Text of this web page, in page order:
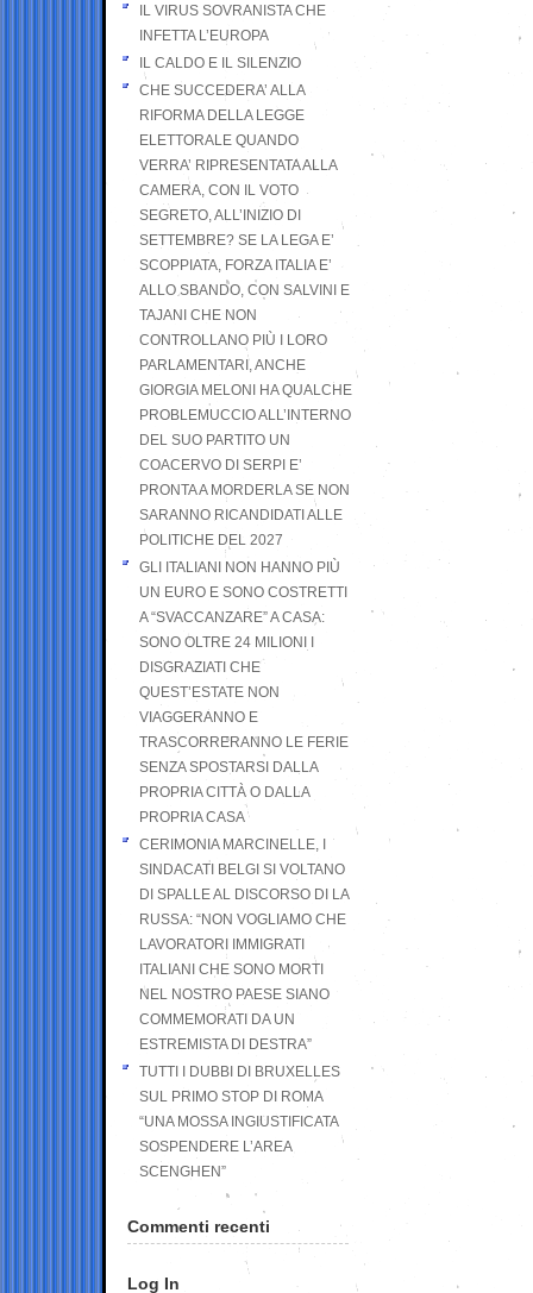
IL VIRUS SOVRANISTA CHE
INFETTA L’EUROPA
IL CALDO E IL SILENZIO
CHE SUCCEDERA’ ALLA
RIFORMA DELLA LEGGE
ELETTORALE QUANDO
VERRA’ RIPRESENTATA ALLA
CAMERA, CON IL VOTO
SEGRETO, ALL’INIZIO DI
SETTEMBRE? SE LA LEGA E’
SCOPPIATA, FORZA ITALIA E’
ALLO SBANDO, CON SALVINI E
TAJANI CHE NON
CONTROLLANO PIÙ I LORO
PARLAMENTARI, ANCHE
GIORGIA MELONI HA QUALCHE
PROBLEMUCCIO ALL’INTERNO
DEL SUO PARTITO UN
COACERVO DI SERPI E’
PRONTA A MORDERLA SE NON
SARANNO RICANDIDATI ALLE
POLITICHE DEL 2027
GLI ITALIANI NON HANNO PIÙ
UN EURO E SONO COSTRETTI
A “SVACCANZARE” A CASA:
SONO OLTRE 24 MILIONI I
DISGRAZIATI CHE
QUEST’ESTATE NON
VIAGGERANNO E
TRASCORRERANNO LE FERIE
SENZA SPOSTARSI DALLA
PROPRIA CITTÀ O DALLA
PROPRIA CASA
CERIMONIA MARCINELLE, I
SINDACATI BELGI SI VOLTANO
DI SPALLE AL DISCORSO DI LA
RUSSA: “NON VOGLIAMO CHE
LAVORATORI IMMIGRATI
ITALIANI CHE SONO MORTI
NEL NOSTRO PAESE SIANO
COMMEMORATI DA UN
ESTREMISTA DI DESTRA”
TUTTI I DUBBI DI BRUXELLES
SUL PRIMO STOP DI ROMA
“UNA MOSSA INGIUSTIFICATA
SOSPENDERE L’AREA
SCENGHEN”
Commenti recenti
Log In